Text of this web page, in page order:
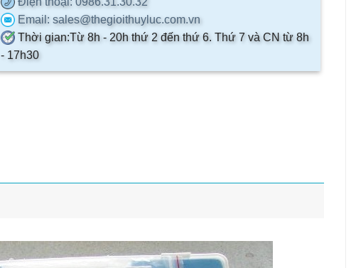
Email : sales@thegioithuyluc.com.vn
Thời gian:Từ 8h - 20h thứ 2 đến thứ 6. Thứ 7 và CN từ 8h
- 17h30